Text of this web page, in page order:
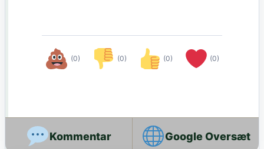
(0) (0) (0) (0)
Google Oversæt